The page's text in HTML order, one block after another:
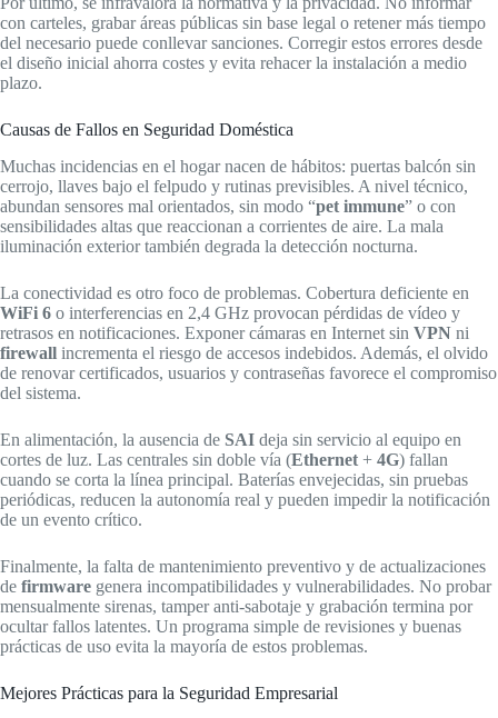
con carteles, grabar áreas públicas sin base legal o retener más tiempo
del necesario puede conllevar sanciones. Corregir estos errores desde
el diseño inicial ahorra costes y evita rehacer la instalación a medio
plazo.
Causas de Fallos en Seguridad Doméstica
Muchas incidencias en el hogar nacen de hábitos: puertas balcón sin
cerrojo, llaves bajo el felpudo y rutinas previsibles. A nivel técnico,
abundan sensores mal orientados, sin modo “pet immune” o con
sensibilidades altas que reaccionan a corrientes de aire. La mala
iluminación exterior también degrada la detección nocturna.
La conectividad es otro foco de problemas. Cobertura deficiente en
WiFi 6 o interferencias en 2,4 GHz provocan pérdidas de vídeo y
retrasos en notificaciones. Exponer cámaras en Internet sin VPN ni
firewall incrementa el riesgo de accesos indebidos. Además, el olvido
de renovar certificados, usuarios y contraseñas favorece el compromiso
del sistema.
En alimentación, la ausencia de SAI deja sin servicio al equipo en
cortes de luz. Las centrales sin doble vía (Ethernet + 4G) fallan
cuando se corta la línea principal. Baterías envejecidas, sin pruebas
periódicas, reducen la autonomía real y pueden impedir la notificación
de un evento crítico.
Finalmente, la falta de mantenimiento preventivo y de actualizaciones
de firmware genera incompatibilidades y vulnerabilidades. No probar
mensualmente sirenas, tamper anti-sabotaje y grabación termina por
ocultar fallos latentes. Un programa simple de revisiones y buenas
prácticas de uso evita la mayoría de estos problemas.
Mejores Prácticas para la Seguridad Empresarial